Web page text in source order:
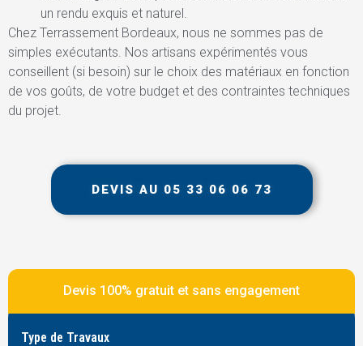
un rendu exquis et naturel.
Chez Terrassement Bordeaux, nous ne sommes pas de
simples exécutants. Nos artisans expérimentés vous
conseillent (si besoin) sur le choix des matériaux en fonction
de vos goûts, de votre budget et des contraintes techniques
du projet.
DEVIS AU 05 33 06 06 73
Devis 100% gratuit et sans engagement
Type de Travaux